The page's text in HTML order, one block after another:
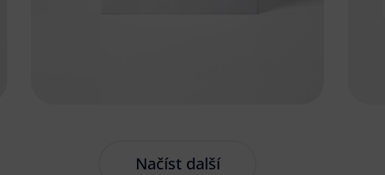
Načíst další